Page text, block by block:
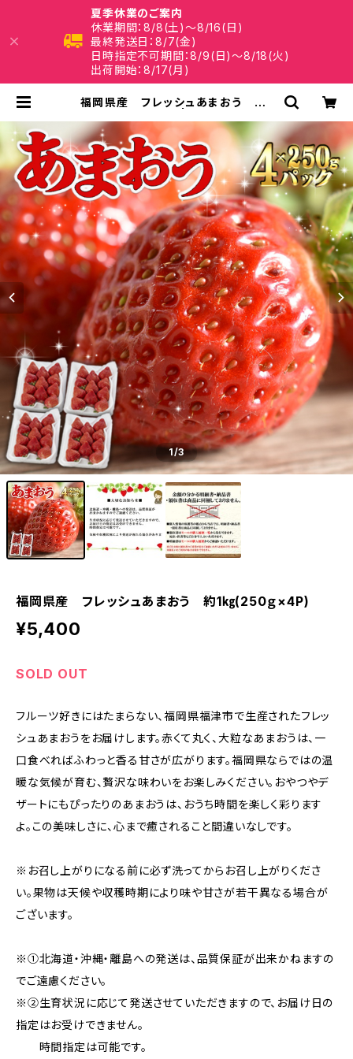
夏季休業のご案内
休業期間：8/8(土)～8/16(日)
最終発送日：8/7(金)
日時指定不可期間：8/9(日)～8/18(火)
出荷開始：8/17(月)
福岡県産 フレッシュあまおう 約1
1/3
福岡県産 フレッシュあまおう 約1㎏(250ｇ×4P)
¥5,400
SOLD OUT
フルーツ好きにはたまらない、福岡県福津市で生産されたフレッ
シュあまおうをお届けします。赤くて丸く、大粒なあまおうは、一
口食べればふわっと香る甘さが広がります。福岡県ならではの温
暖な気候が育む、贅沢な味わいをお楽しみください。おやつやデ
ザートにもぴったりのあまおうは、おうち時間を楽しく彩ります
よ。この美味しさに、心まで癒されること間違いなしです。
※お召し上がりになる前に必ず洗ってからお召し上がりくださ
い。果物は天候や収穫時期により味や甘さが若干異なる場合が
ございます。
※①北海道・沖縄・離島への発送は、品質保証が出来かねますの
でご遠慮ください。
※②生育状況に応じて発送させていただきますので、お届け日の
指定はお受けできません。
時間指定は可能です。